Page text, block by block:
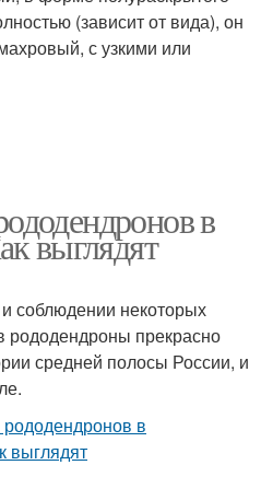
(зависит от вида), он
с узкими или
в
выглядят
соблюдении некоторых
рододендроны прекрасно
средней полосы России, и